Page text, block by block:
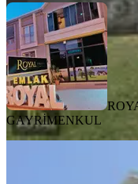
GAYRİMENKUL